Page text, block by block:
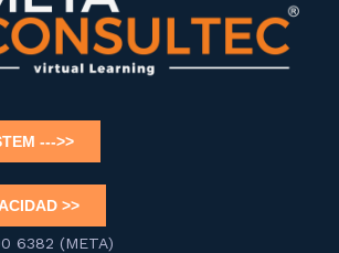
6382 (META)